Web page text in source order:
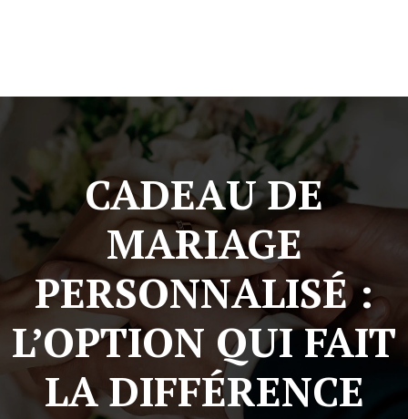
CADEAU DE
MARIAGE
PERSONNALISÉ :
L’OPTION QUI FAIT
LA DIFFÉRENCE